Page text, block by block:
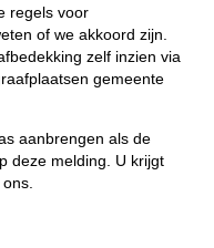
regels voor
of we akkoord zijn.
zelf inzien via
gemeente
aanbrengen als de
deze melding. U krijgt